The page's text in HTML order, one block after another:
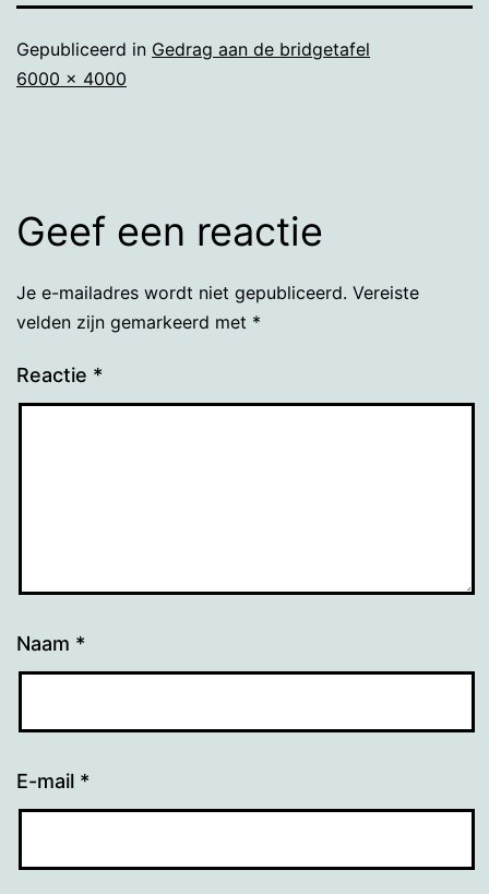
Gepubliceerd in Gedrag aan de bridgetafel
Volledige
6000 × 4000
Geef een reactie
Je e-mailadres wordt niet gepubliceerd. Vereiste
velden zijn gemarkeerd met *
Reactie *
Naam *
E-mail *